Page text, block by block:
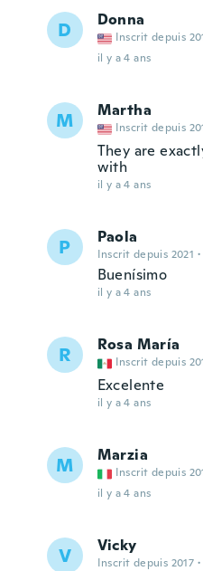
D Donna
Inscrit depuis
il y a 4 ans
M Martha
Inscrit depuis
They are
with
il y a 4 ans
P Paola
Inscrit depuis 2021 ·
Buenísimo
il y a 4 ans
R Rosa María
Inscrit depuis
Excelente
il y a 4 ans
M Marzia
Inscrit depuis
il y a 4 ans
V Vicky
Inscrit depuis 2017 ·